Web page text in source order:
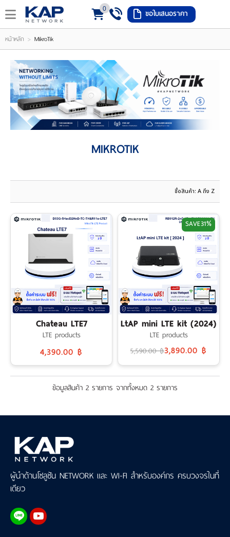
LOGIN
REGISTER
(
0
)
ชำระ
เงื่อนไข
คลัง
ตัวแทน
ติดต่อ
เรา
0 ขอใบเสนอราคา
หน้าหลัก > MikroTik
MIKROTIK
Chateau LTE7
LTE products
4,390.00 ฿
LtAP mini LTE kit (2024)
LTE products
5,590.00 ฿3,890.00 ฿
SAVE31%
ข้อมูลสินค้า 2 รายการ จากทั้งหมด 2 รายการ
ผู้นำด้านโซลูชัน NETWORK และ WI-FI สำหรับองค์กร ครบวงจรในที่
เดียว